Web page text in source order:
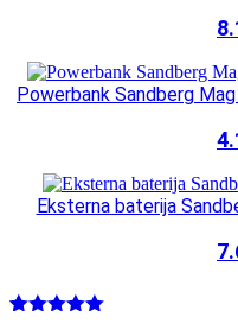
Powerbank Sandberg
Eksterna baterija